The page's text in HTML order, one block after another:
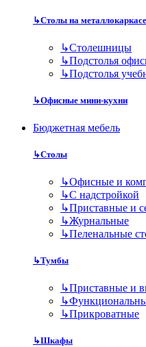
↳Столы на металлокаркасе
↳Столешницы
↳Подстолья
↳Подстолья
↳Офисные мини-кухни
Бюджетная мебель
↳Столы
↳Офисные и
↳С надстройкой
↳Приставные и
↳Журнальные
↳Пеленальные
↳Тумбы
↳Приставные и
↳
↳Прикроватные
↳Шкафы